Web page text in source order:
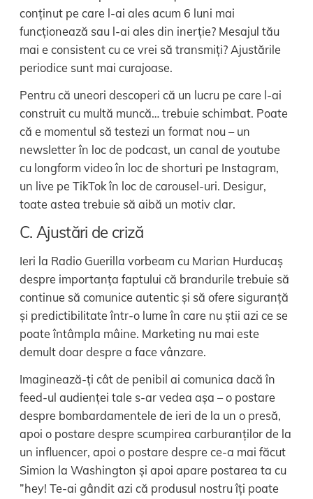
conținut pe care l-ai ales acum 6 luni mai
funcționează sau l-ai ales din inerție? Mesajul tău
mai e consistent cu ce vrei să transmiți? Ajustările
periodice sunt mai curajoase.
Pentru că uneori descoperi că un lucru pe care l-ai
construit cu multă muncă… trebuie schimbat. Poate
că e momentul să testezi un format nou – un
newsletter în loc de podcast, un canal de youtube
cu longform video în loc de shorturi pe Instagram,
un live pe TikTok în loc de carousel-uri. Desigur,
toate astea trebuie să aibă un motiv clar.
C. Ajustări de criză
Ieri la Radio Guerilla vorbeam cu Marian Hurducaș
despre importanța faptului că brandurile trebuie să
continue să comunice autentic și să ofere siguranță
și predictibilitate într-o lume în care nu știi azi ce se
poate întâmpla mâine. Marketing nu mai este
demult doar despre a face vânzare.
Imaginează-ți cât de penibil ai comunica dacă în
feed-ul audienței tale s-ar vedea așa – o postare
despre bombardamentele de ieri de la un o presă,
apoi o postare despre scumpirea carburanților de la
un influencer, apoi o postare despre ce-a mai făcut
Simion la Washington și apoi apare postarea ta cu
”hey! Te-ai gândit azi că produsul nostru îți poate